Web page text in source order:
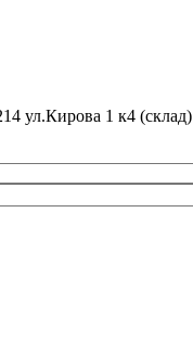
ул.Кирова 1 к4 (склад)